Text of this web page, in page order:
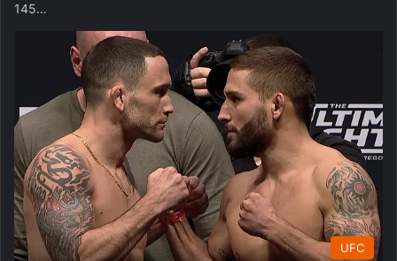
145…
UFC